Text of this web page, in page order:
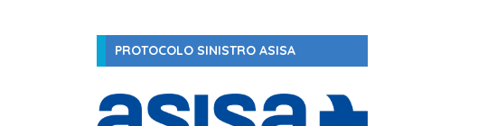
PROTOCOLO SINISTRO ASISA